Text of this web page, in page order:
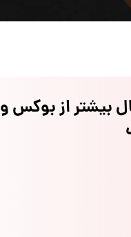
بیشتر از بوکس و